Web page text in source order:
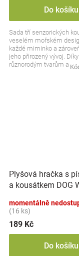
Do košíku
Sada tří senzorických
veselém mořském
každé miminko a
jeho přirozený vývoj. Díky
různorodým tvarům a
Plyšová hračka s
a kousátkem DOG
momentálně
(16 ks)
189 Kč
Do košíku